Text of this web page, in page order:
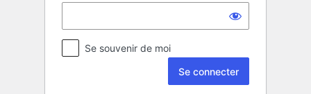
Se souvenir de moi